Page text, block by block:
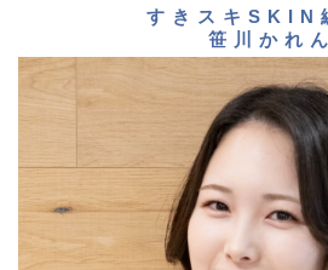
すきスキSKIN
笹川かれん